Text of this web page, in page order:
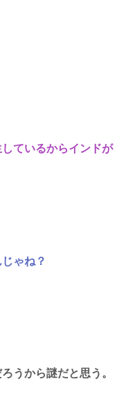
ているからインドが
ゃね？
うから謎だと思う。